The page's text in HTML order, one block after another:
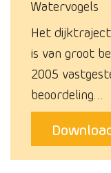
Watervogels
Het dijktraject
is van groot
2005
beoordeling…